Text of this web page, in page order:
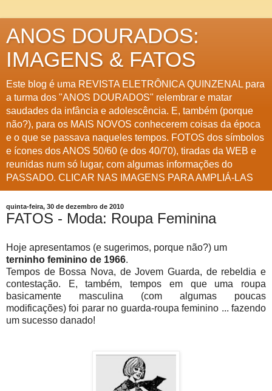
ANOS DOURADOS:
IMAGENS & FATOS
Este blog é uma REVISTA ELETRÔNICA QUINZENAL para
a turma dos "ANOS DOURADOS" relembrar e matar
saudades da infância e adolescência. E, também (porque
não?), para os MAIS NOVOS conhecerem coisas da época
e o que se passava naqueles tempos. FOTOS dos símbolos
e ícones dos ANOS 50/60 (e dos 40/70), tiradas da WEB e
reunidas num só lugar, com algumas informações do
PASSADO. CLICAR NAS IMAGENS PARA AMPLIÁ-LAS
quinta-feira, 30 de dezembro de 2010
FATOS - Moda: Roupa Feminina
Hoje apresentamos (e sugerimos, porque não?) um
terninho feminino de 1966.
Tempos de Bossa Nova, de Jovem Guarda, de rebeldia e
contestação. E, também, tempos em que uma roupa
basicamente masculina (com algumas poucas
modificações) foi parar no guarda-roupa feminino ... fazendo
um sucesso danado!